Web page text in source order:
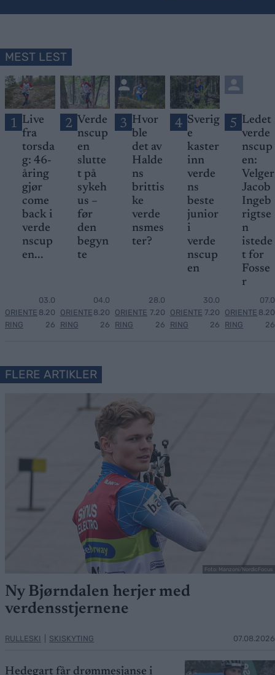
MEST LEST
1 Live
fra
torsda
g: 46-
åring
gjør
come
back i
verde
nscup
en...
ORIENTE
RING
03.0
8.20
26
2 Verde
nscup
en
slutte
t på
sykeh
us –
før
den
begyn
te
ORIENTE
RING
04.0
8.20
26
3 Hvor
ble
det av
Halde
ns
brittis
ke
verde
nsmes
ter?
ORIENTE
RING
28.0
7.20
26
4 Sverig
e
kaster
inn
verde
ns
beste
junior
i
verde
nscup
en
ORIENTE
RING
30.0
7.20
26
5 Ledet
verde
nscup
en:
Velger
Jacob
Ingeb
rigtse
n
istede
t for
Fosse
r
ORIENTE
RING
07.0
8.20
26
FLERE ARTIKLER
Foto: Manzoni/NordicFocus
Ny Bjørndalen herjer med
verdensstjernene
RULLESKI SKISKYTING 07.08.2026
Hedegart får drømmesjanse i